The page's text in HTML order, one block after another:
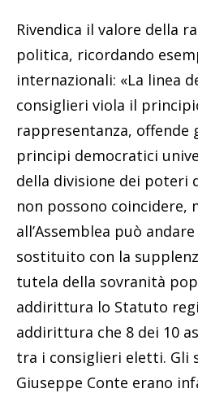
Rivendica il valore della
politica, ricordando
internazionali: «La linea
consiglieri viola il
rappresentanza, offende
principi democratici
della divisione dei poteri
non possono coincidere,
all’Assemblea può
sostituito con la
tutela della sovranità
addirittura lo Statuto
addirittura che 8 dei 10
tra i consiglieri eletti. Gli
Giuseppe Conte erano